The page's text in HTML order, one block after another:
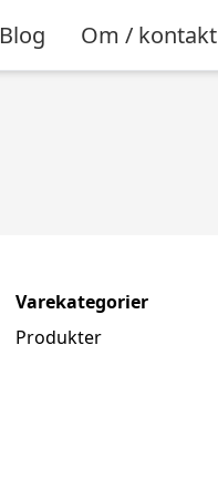
Blog Om / kontakt
Varekategorier
Produkter